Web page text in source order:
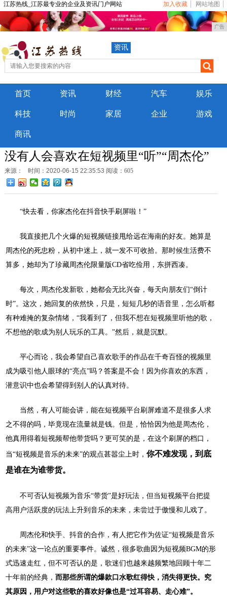
江苏热线_江苏最专业的企业及资讯门户网站 加入收藏 网站地图
广告
资讯
首页 资讯 财经 汽车 娱乐
科技 时尚 家居 企业 游戏
商讯
没有人会喜欢在短视频里“听”“周杰伦”
来源： 时间：2020-06-15 22:35:53 阅读：605
“快去看，你家杰伦在抖音快手刷屏啦！”
我直接把几个火爆的短视频链接甩给远在海南的好友。她算是
周杰伦的死忠粉，从初中迷上，就一发不可收拾。那时候生活费不
算多，她却为了珍藏周杰伦限量版CD省吃俭用，东拼西凑。
每次，周杰伦发新歌，她都会无比兴奋，每天向朋友们“倒计
时”。这次，她回复的依然快，只是，短短几秒的语音里，怎么听都
有种难掩的复杂情绪，“我看到了，但我不想在短视频里听他的歌，
不想他的歌成为别人玩乐的工具。”然后，就是沉默。
平心而论，我会希望自己喜欢歌手的作品在千奇百怪的视频里
成为吸引他人眼球的“亮点”吗？答案是不会！因为你喜欢的东西，
潜意识中也会希望得到别人的认真对待。
当然，有人可能会讲，能在短视频平台刷屏难道不是很多人求
之不得的吗，毕竟现在流量就是钱。但是，恰恰因为他是周杰伦，
他真用得着短视频帮他带货吗？更可笑的是，在这个刷屏的档口，
当“短视频是音乐的未来”的观点甚嚣尘上时， 你不难发现，到底
是谁在为谁带货。
不可否认短视频为音乐“带货”是好玩法，但当短视频平台把提
高用户活跃度的玩法上升到音乐的未来，未尝过于傲慢和儿戏了。
周杰伦和快手、抖音的合作，有人把它作为佐证“短视频是音乐
的未来”这一论点的重要事件。诚然，很多歌曲因为短视频BGM的形
式迅速走红，但不可否认的是，歌迷们也越来越频繁地回顾十年二
十年前的经典， 而那些所谓的爆款口水歌红得快，消失得更快。究
其原因，用户对这些歌的喜欢好像也是“过耳容易、走心难”。